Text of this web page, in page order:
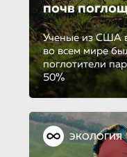
почв
Ученые из США
во всем мире
поглотители
50%
ЭКОЛОГИЯ